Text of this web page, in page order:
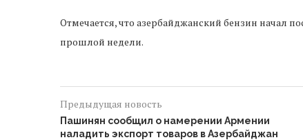
Отмечается, что азербайджанский бензин начал
прошлой недели.
Предыдущая новость
Пашинян сообщил о намерении Армении
наладить экспорт товаров в Азербайджан